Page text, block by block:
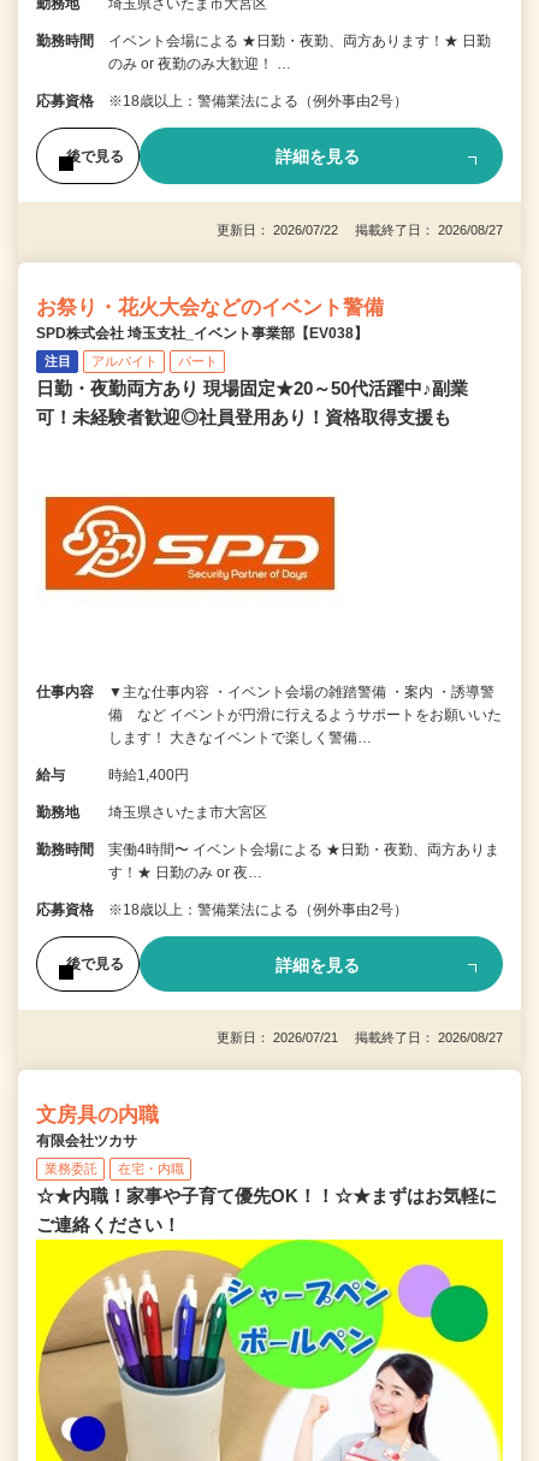
勤務地 埼玉県さいたま市大宮区
勤務時間
イベント会場による ★日勤・夜勤、両方あります！★ 日勤
のみ or 夜勤のみ大歓迎！ …
応募資格 ※18歳以上：警備業法による（例外事由2号）
後で見る 詳細を見る
更新日： 2026/07/22 掲載終了日： 2026/08/27
お祭り・花火大会などのイベント警備
SPD株式会社 埼玉支社_イベント事業部【EV038】
注目 アルバイト パート
日勤・夜勤両方あり 現場固定★20～50代活躍中♪副業
可！未経験者歓迎◎社員登用あり！資格取得支援も
仕事内容
▼主な仕事内容 ・イベント会場の雑踏警備 ・案内 ・誘導警
備 など イベントが円滑に行えるようサポートをお願いいた
します！ 大きなイベントで楽しく警備…
給与 時給1,400円
勤務地 埼玉県さいたま市大宮区
勤務時間
実働4時間〜 イベント会場による ★日勤・夜勤、両方ありま
す！★ 日勤のみ or 夜…
応募資格 ※18歳以上：警備業法による（例外事由2号）
後で見る 詳細を見る
更新日： 2026/07/21 掲載終了日： 2026/08/27
文房具の内職
有限会社ツカサ
業務委託 在宅・内職
☆★内職！家事や子育て優先OK！！☆★まずはお気軽に
ご連絡ください！